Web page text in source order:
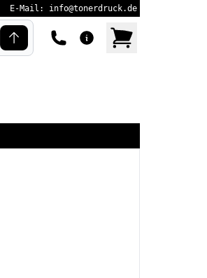
E-Mail: info@tonerdruck.de